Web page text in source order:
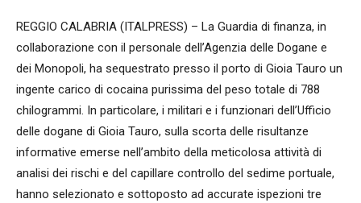
REGGIO CALABRIA (ITALPRESS) – La Guardia di finanza, in
collaborazione con il personale dell’Agenzia delle Dogane e
dei Monopoli, ha sequestrato presso il porto di Gioia Tauro un
ingente carico di cocaina purissima del peso totale di 788
chilogrammi. In particolare, i militari e i funzionari dell’Ufficio
delle dogane di Gioia Tauro, sulla scorta delle risultanze
informative emerse nell’ambito della meticolosa attività di
analisi dei rischi e del capillare controllo del sedime portuale,
hanno selezionato e sottoposto ad accurate ispezioni tre